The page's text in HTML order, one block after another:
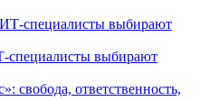
выбирают